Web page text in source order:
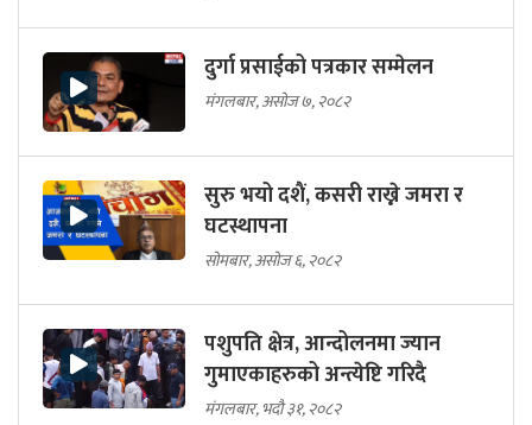
दुर्गा प्रसाईको पत्रकार सम्मेलन
मंगलबार, असोज ७, २०८२
सुरु भयो दशैं, कसरी राख्ने जमरा र
घटस्थापना
सोमबार, असोज ६, २०८२
पशुपति क्षेत्र, आन्दोलनमा ज्यान
गुमाएकाहरुको अन्त्येष्टि गरिदै
मंगलबार, भदौ ३१, २०८२